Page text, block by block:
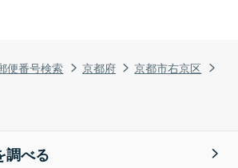
便番号検索 京都府
京都市右京区
調べる